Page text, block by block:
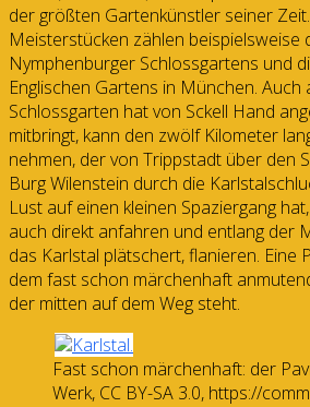
der größten Gartenkünstler seiner
Meisterstücken zählen beispielsweise
Nymphenburger Schlossgartens und
Englischen Gartens in München.
Schlossgarten hat von Sckell Hand
mitbringt, kann den zwölf Kilometer
nehmen, der von Trippstadt über den
Burg Wilenstein durch die
Lust auf einen kleinen Spaziergang
auch direkt anfahren und entlang der
das Karlstal plätschert, flanieren. Eine
dem fast schon märchenhaft
der mitten auf dem Weg steht.
Fast schon märchenhaft: der
Werk, CC BY-SA 3.0, https://